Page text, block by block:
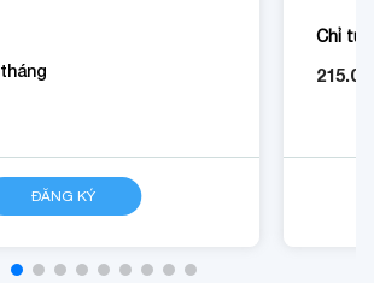
tháng
ĐĂNG KÝ
Chỉ từ